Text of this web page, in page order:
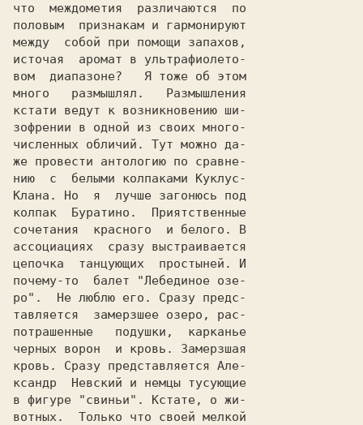
что  междометия	 различаются  по
половым	 признакам и гармонируют
между  собой при помощи	запахов,
источая	 аромат	в ультрафиолето-
вом  диапазоне?	  Я тоже об этом
много	размышлял.   Размышления
кстати ведут к возникновению ши-
зофрении в одной из своих много-
численных обличий. Тут можно да-
же провести антологию по сравне-
нию  с	белыми колпаками Куклус-
Клана. Но  я  лучше загонюсь под
колпак	Буратино.  Приятственные
сочетания  красного  и белого. В
ассоциациях  сразу выстраивается
цепочка	 танцующих  простыней. И
почему-то  балет "Лебединое озе-
ро".  Не люблю его. Сразу предс-
тавляется  замерзшее озеро, рас-
потрашенные   подушки,	карканье
черных ворон  и	кровь. Замерзшая
кровь. Сразу представляется Але-
ксандр	Невский	и немцы	тусующие
в фигуре "свиньи". Кстате, о жи-
вотных.	 Только	что своей мелкой